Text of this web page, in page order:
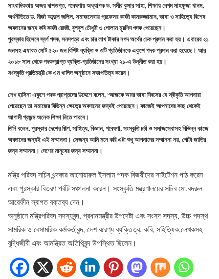
সাংবাদিকতায় অজয় দাশগুপ্ত, গবেষণায় অধ্যাপক ড. সমীর কুমার সাহা, শিক্ষায় বেগম মাহফুজা খানম,
অর্থনীতিতে ড. মীর্জা আব্দুল জলিল, সমাজসেবায় প্রফেসর কাজী কামরুজ্জামান, ভাষা ও সাহিত্যে বিশেষ
অবদানের জন্য কবি কাজী রোজী, বুলবুল চৌধুরী ও গোলাম মুরশিদ পদক পেয়েছেন।
পুরস্কার হিসেবে স্বর্ণ পদক, সনদপত্র এবং চার লাখ টাকার নগদ অর্থের চেক প্রদান করা হয়। এবারের ২১
জনসহ এযাবত মোট ৫২০ জন বিশিষ্ট ব্যক্তি ও ৩টি প্রতিষ্ঠানকে একুশে পদক প্রদান করা হয়েছে। আর
২০১৮ সাল থেকে পদকপ্রাপ্ত ব্যক্তি-প্রতিষ্ঠানের সংখ্যা ২১-এ উন্নীত করা হয়।
সংস্কৃতি প্রতিমন্ত্রী কে এম খালিদ অনুষ্ঠানে সভাপতিত্ব করেন।
শেখ হাসিনা একুশে পদক প্রাপ্তদের উদ্দেশে বলেন, ‘আজকে অমর ভাষা দিবসের যে স্বীকৃতি আপনারা
পেয়েছেন তা সমাজের বিভিন্ন ক্ষেত্রে অবদানের জন্যই পেয়েছেন। কাজেই আপনাদের কাছ থেকেই
আগামী প্রজন্ম অনেক শিক্ষা নিতে পারবে।
তিনি বলেন, পুরস্কার দেশের শিল্প, সাহিত্য, বিজ্ঞান, গবেষণা, সংস্কৃতি চর্চা ও সমাজসেবাসহ বিভিন্ন কাজে
অবদানের জন্যই এই সম্মাননা। সেজন্য আমি মনে করি এটা শুধু আপনাদের সম্মাননা নয়, গোটা জাতির
জন্য সম্মাননা। দেশের মানুষের জন্য সম্মাননা।
মন্ত্রি পরিষদ সচিব খন্দকার আনোয়ারুল ইসলাম পদক বিজয়ীদের সাইটেশন পাঠ করেন
এবং পুরস্কার বিতরণ পর্বটি সঞ্চালনা করেন। সংস্কৃতি মন্ত্রণালয়ের সচিব মো.বদরুল
আরেফীন স্বাগত বক্তব্য দেন।
অনুষ্ঠানে মন্ত্রিপরিষদ সদস্যবৃন্দ, প্রধানমন্ত্রীর উপদেষ্টা এবং সংসদ সদস্য, উচ্চ পদস্থ
সামরিক ও বেসামরিক কর্মকর্তাবৃন্দ, দেশ বরেণ্য ব্যক্তিত্ব, কবি, সহিত্যিক,লেখকসহ
বুদ্ধিজীবী এবং আমন্ত্রিত অতিথিবৃন্দ উপস্থিত ছিলেন।